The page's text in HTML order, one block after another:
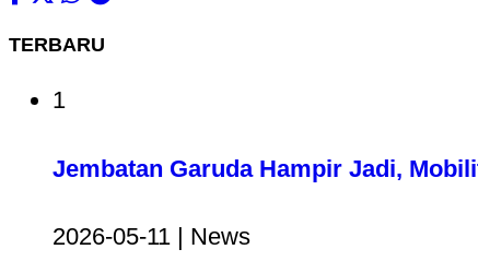
TERBARU
1
Jembatan Garuda Hampir Jadi,
2026-05-11 | News